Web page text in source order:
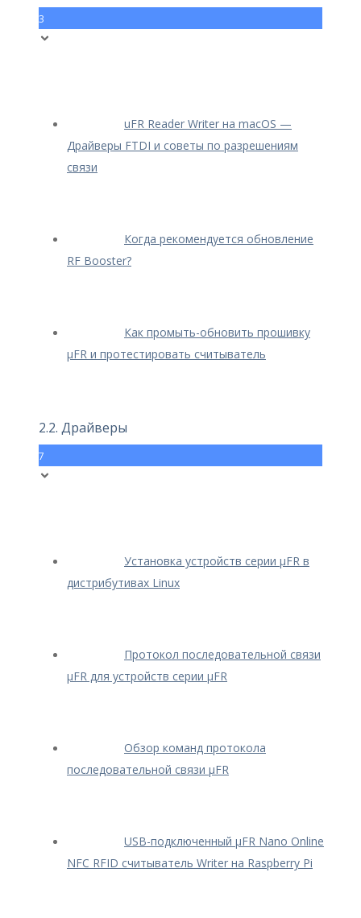
3
uFR Reader Writer на macOS —
Драйверы FTDI и советы по разрешениям
связи
Когда рекомендуется обновление
RF Booster?
Как промыть-обновить прошивку
μFR и протестировать считыватель
2.2. Драйверы
7
Установка устройств серии μFR в
дистрибутивах Linux
Протокол последовательной связи
μFR для устройств серии μFR
Обзор команд протокола
последовательной связи μFR
USB-подключенный μFR Nano Online
NFC RFID считыватель Writer на Raspberry Pi